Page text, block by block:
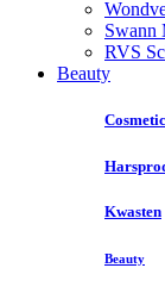
Swann
RVS
Beauty
Kwasten
Beauty